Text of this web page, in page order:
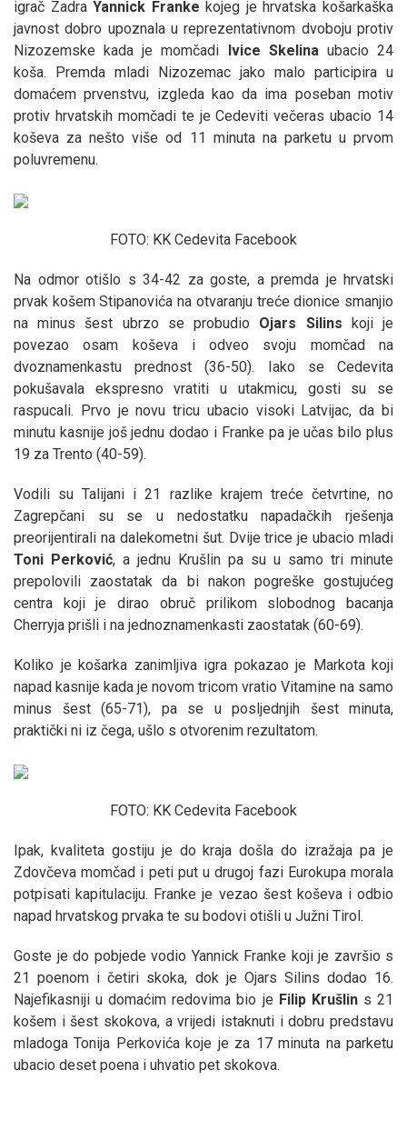
igrač ZadraYannick Franke kojeg je hrvatska košarkaška
javnost dobro upoznala u reprezentativnom dvoboju protiv
Nizozemske kada je momčadi Ivice Skelinaubacio 24
koša. Premda mladi Nizozemac jako malo participira u
domaćem prvenstvu, izgleda kao da ima poseban motiv
protiv hrvatskih momčadi te je Cedeviti večeras ubacio 14
koševa za nešto više od 11 minuta na parketu u prvom
poluvremenu.
FOTO: KK Cedevita Facebook
Na odmor otišlo s 34-42 za goste, a premda je hrvatski
prvak košem Stipanovića na otvaranju treće dionice smanjio
na minus šest ubrzo se probudio Ojars Silins koji je
povezao osam koševa i odveo svoju momčad na
dvoznamenkastu prednost (36-50). Iako se Cedevita
pokušavala ekspresno vratiti u utakmicu, gosti su se
raspucali. Prvo je novu tricu ubacio visoki Latvijac, da bi
minutu kasnije još jednu dodao i Franke pa je učas bilo plus
19 za Trento (40-59).
Vodili su Talijani i 21 razlike krajem treće četvrtine, no
Zagrepčani su se u nedostatku napadačkih rješenja
preorijentirali na dalekometni šut. Dvije trice je ubacio mladi
Toni Perković, a jednu Krušlin pa su u samo tri minute
prepolovili zaostatak da bi nakon pogreške gostujućeg
centra koji je dirao obruč prilikom slobodnog bacanja
Cherryja prišli i na jednoznamenkasti zaostatak (60-69).
Koliko je košarka zanimljiva igra pokazao je Markota koji
napad kasnije kada je novom tricom vratio Vitamine na samo
minus šest (65-71), pa se u posljednjih šest minuta,
praktički ni iz čega, ušlo s otvorenim rezultatom.
FOTO: KK Cedevita Facebook
Ipak, kvaliteta gostiju je do kraja došla do izražaja pa je
Zdovčeva momčad i peti put u drugoj fazi Eurokupa morala
potpisati kapitulaciju. Franke je vezao šest koševa i odbio
napad hrvatskog prvaka te su bodovi otišli u Južni Tirol.
Goste je do pobjede vodio Yannick Franke koji je završio s
21 poenom i četiri skoka, dok je Ojars Silins dodao 16.
Najefikasniji u domaćim redovima bio je Filip Krušlins 21
košem i šest skokova, a vrijedi istaknuti i dobru predstavu
mladoga Tonija Perkovića koje je za 17 minuta na parketu
ubacio deset poena i uhvatio pet skokova.